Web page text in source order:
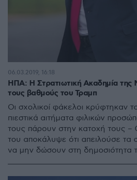
ΗΠΑ: Η Στρατιωτική Ακαδημία της
τους βαθμούς του Τραμπ
Οι σχολικοί φάκελοι κρύφτηκαν
πιεστικά αιτήματα φιλικών
τους πάρουν στην κατοχή τους –
του αποκάλυψε ότι απειλούσε τα
να μην δώσουν στη δημοσιότητα
06.03.2019, 16:18